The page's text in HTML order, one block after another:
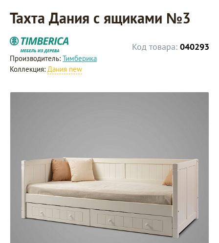
Тахта Дания с ящиками №3
Код товара: 040293
Производитель: Тимберика
Коллекция: Дания new